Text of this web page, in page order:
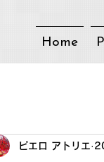
Home
ピエロ アトリエ